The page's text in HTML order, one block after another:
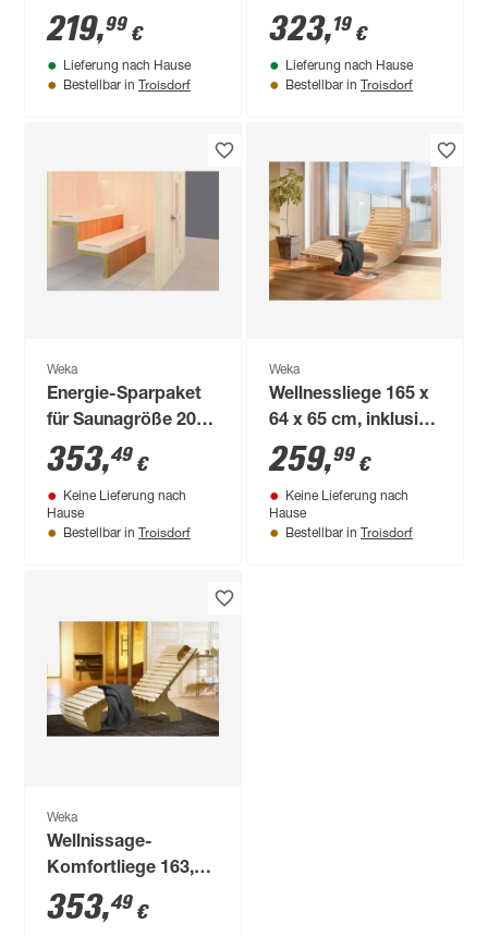
219,99 €
Lieferung nach Hause
Bestellbar in Troisdorf
323,19 €
Lieferung nach Hause
Bestellbar in Troisdorf
Weka
Energie-Sparpaket
für Saunagröße 200
x 180/200 cm, ohne
Liegen
353,49 €
Keine Lieferung nach
Hause
Bestellbar in Troisdorf
Weka
Wellnessliege 165 x
64 x 65 cm, inklusive
Saunabadetuch
259,99 €
Keine Lieferung nach
Hause
Bestellbar in Troisdorf
Weka
Wellnissage-
Komfortliege 163,5 x
64 x 93,5 cm,
inklusive
353,49 €